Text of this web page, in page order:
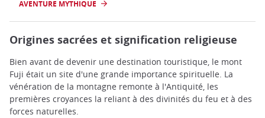
AVENTURE MYTHIQUE
Origines sacrées et signification religieuse
Bien avant de devenir une destination touristique, le mont
Fuji était un site d'une grande importance spirituelle. La
vénération de la montagne remonte à l'Antiquité, les
premières croyances la reliant à des divinités du feu et à des
forces naturelles.